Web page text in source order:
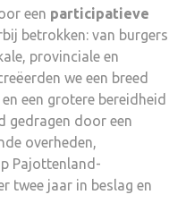
een participatieve
betrokken: van burgers
provinciale en
we een breed
een grotere bereidheid
gedragen door een
overheden,
Pajottenland-
twee jaar in beslag en